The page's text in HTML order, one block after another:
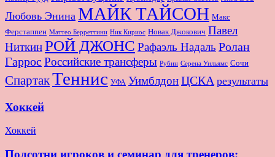
Любовь Энина МАЙК ТАЙСОН Макс
Ферстаппен Маттео Берреттини Ник Кириос Новак Джокович Павел
НиткинРОЙ ДЖОНС Рафаэль Надаль Ролан
Гаррос Российские трансферы Рубин Серена Уильямс Сочи
СпартакТеннис УФА УимблдонЦСКА результаты
Хоккей
Хоккей
Полсотни игроков и семинар для тренеров: